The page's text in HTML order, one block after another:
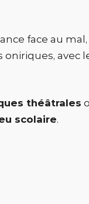
face au
théâtrales
scolaire.